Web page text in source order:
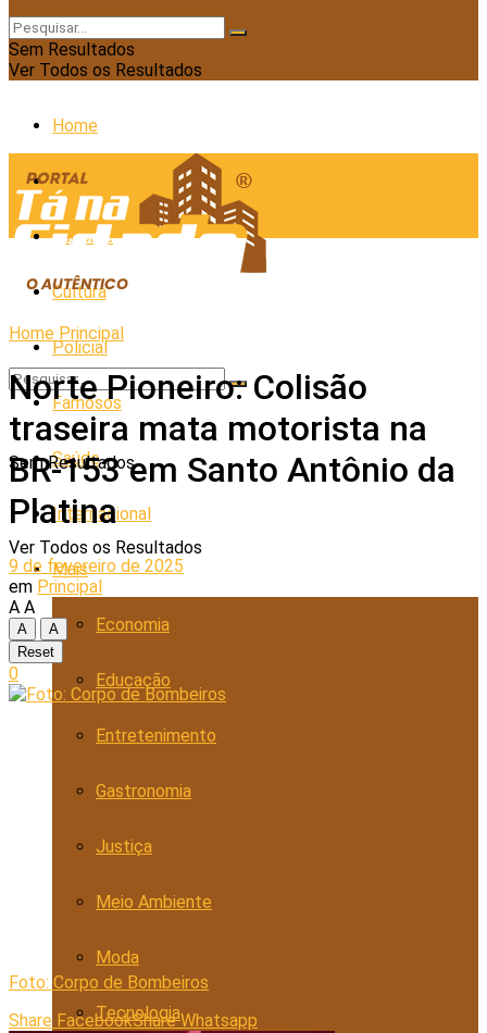
Sem Resultados
Ver Todos os Resultados
Home
Cidades
Esporte
Cultura
Policial
Famosos
Saúde
Internacional
Mais
Economia
Educação
Entretenimento
Gastronomia
Justiça
Meio Ambiente
Moda
Tecnologia
Sem Resultados
Ver Todos os Resultados
Home Principal
Norte Pioneiro: Colisão
traseira mata motorista na
BR-153 em Santo Antônio da
Platina
9 de fevereiro de 2025
em Principal
A A
A
A
Reset
0
Foto: Corpo de Bombeiros
Share FacebookShare Whatsapp